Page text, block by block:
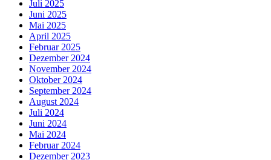
Juli 2025
Juni 2025
Mai 2025
April 2025
Februar 2025
Dezember 2024
November 2024
Oktober 2024
September 2024
August 2024
Juli 2024
Juni 2024
Mai 2024
Februar 2024
Dezember 2023